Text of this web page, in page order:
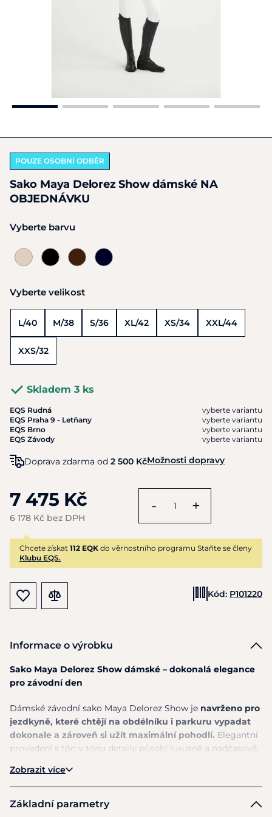
POUZE OSOBNÍ ODBĚR
Sako Maya Delorez Show dámské NA
OBJEDNÁVKU
Vyberte barvu
Vyberte velikost
L/40 M/38 S/36 XL/42 XS/34 XXL/44
XXS/32
Skladem 3 ks
EQS Rudná
vyberte variantu
EQS Praha 9 - Letňany
vyberte variantu
EQS Brno
vyberte variantu
EQS Závody
vyberte variantu
Doprava zdarma od 2 500 KčMožnosti dopravy
7 475 Kč
6 178 Kč bez DPH
- +
Chcete získat 112 EQK do věrnostního programu Staňte se členy
Klubu EQS.
Kód: P101220
Informace o výrobku
Sako Maya Delorez Show dámské – dokonalá elegance
pro závodní den
Dámské závodní sako Maya Delorez Show je navrženo pro
jezdkyně, které chtějí na obdélníku i parkuru vypadat
dokonale a zároveň si užít maximální pohodlí. Elegantní
provedení s tón v tónu detaily působí luxusně a nadčasově,
Vysoceelastická a prodyšná tkanina se přizpůsobí
každému pohybu a poskytuje výjimečnou volnost v
Zobrazit více
Základní parametry